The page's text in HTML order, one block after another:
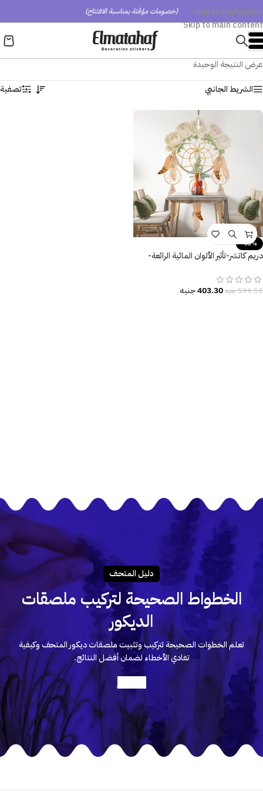
Skip to navigation
Skip to main content
(خصومات مؤقتة بمناسبة الافتتاح)
عرض النتيجة الوحيدة
الشريط الجانبي
تصفية
-33%
دريم كاتشر-تأثير الألوان المائية الرائعة-
599.50جنيه403.30جنيه
دليـل المتحـف
الخطواط الصحيحة لتركيب ملصقات
الديكور
تعلم الخطوات الصحيحة لتركيب وتثبيت ملصقات ديكور المتحف وكيفية
تفادي الأخطاء لضمان أفضل النتائج.